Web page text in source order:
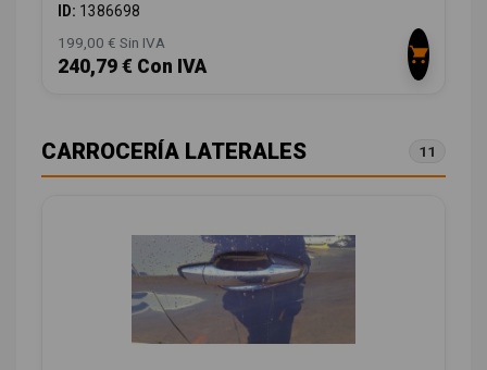
ID: 1386698
199,00 € Sin IVA
240,79 € Con IVA
CARROCERÍA LATERALES 11